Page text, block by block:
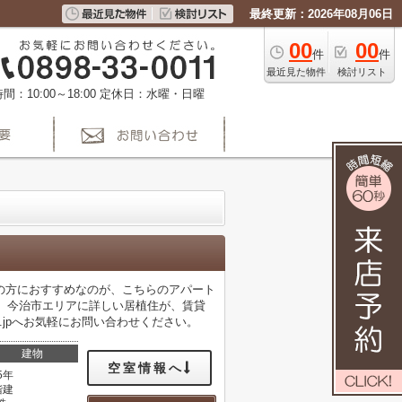
最終更新：2026年08月06日
00件
最近見た物件
00件
検討リスト
間：10:00～18:00 定休日：水曜・日曜
におすすめなのが、こちらのアパート
今治市エリアに詳しい居植住が、賃貸
へお気軽にお問い合わせください。
建物
年
建
空室情報へ